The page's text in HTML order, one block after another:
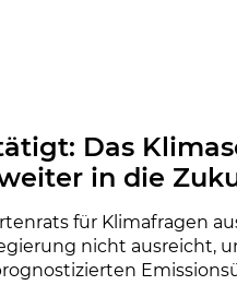
Das
in die
für Klimafragen
nicht ausreicht,